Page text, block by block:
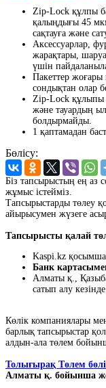
Zip-Lock құлпы
қалыңдығы 45
сақтауға және
Аксессуарлар,
жарақтары,
үшін
Пакеттер
сондықтан олар
Zip-Lock құлыпы
және тауардың
болдырмайды.
1 қаптамадан
Бөлісу:
Біз тапсырыстың ең аз
жұмыс істейміз.
Тапсырыстарды төлеу
айырысумен жүзеге
Тапсырысты қалай
Kaspi.kz
Банк
Алматы қ.,
сатып алу кезінде
Көлік компаниялары
барлық тапсырыстар
алдын-ала төлем
Толығырақ Төлем
Алматы қ. бойынша